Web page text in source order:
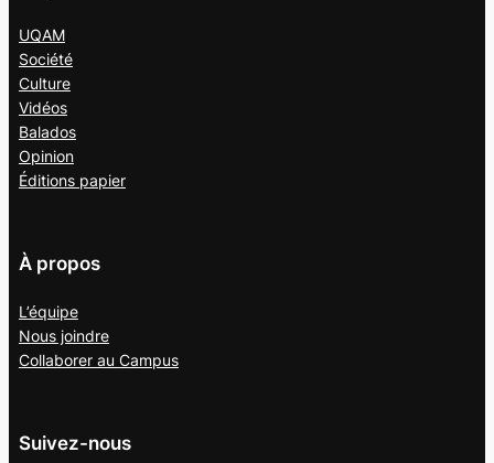
UQAM
Société
Culture
Vidéos
Balados
Opinion
Éditions papier
À propos
L’équipe
Nous joindre
Collaborer au Campus
Suivez-nous